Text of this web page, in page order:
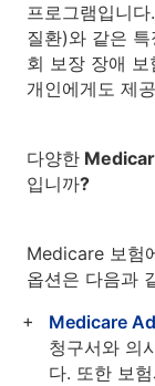
프로그램입니
질환)와 같은
회 보장 장애
개인에게도 제
다양한
입니까?
Medicare 보험
옵션은 다음과
Medicare
청구서와 의
다. 또한 보